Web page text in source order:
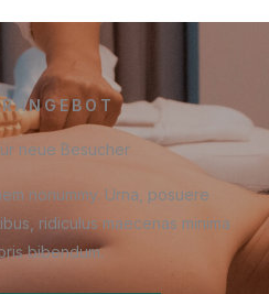
neue Besucher
nonummy. Urna, posuere
ridiculus maecenas minima
bibendum.